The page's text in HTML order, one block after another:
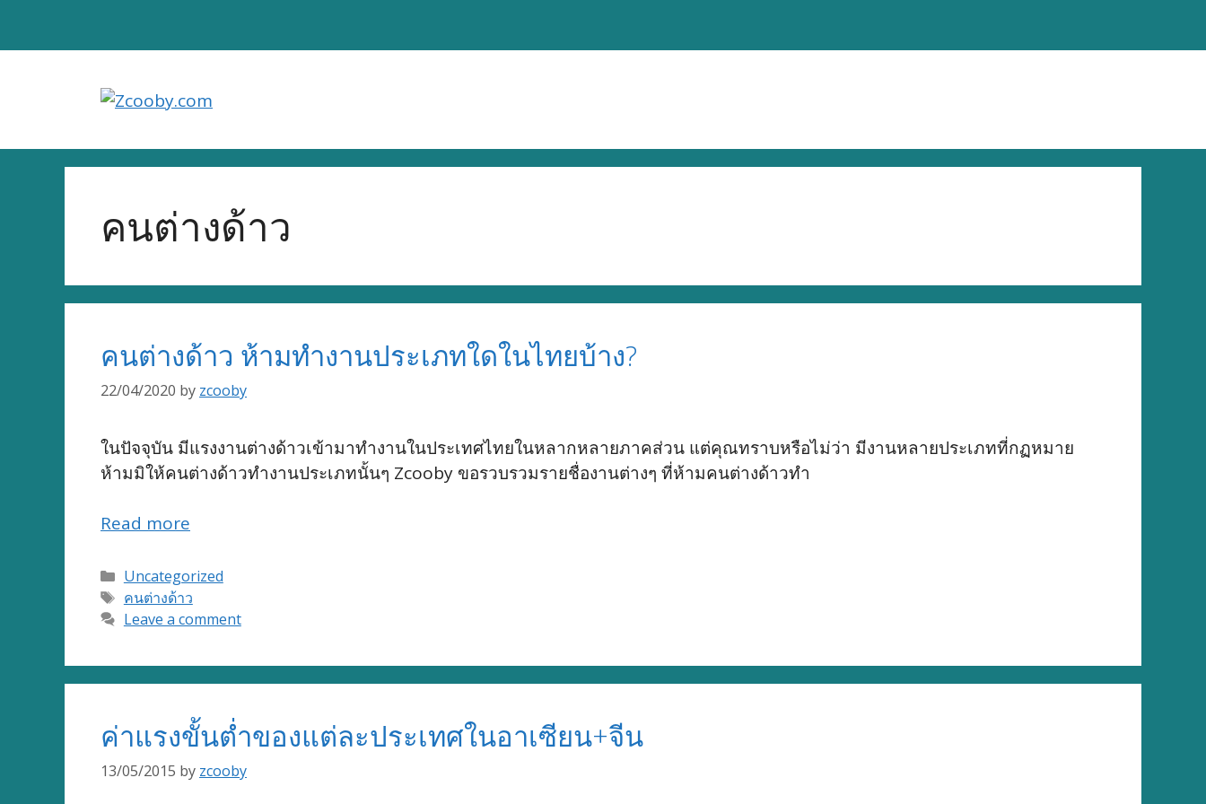
คนต่างด้าว
คนต่างด้าว ห้ามทำงานประเภทใดในไทยบ้าง?
22/04/2020 by zcooby
ในปัจจุบัน มีแรงงานต่างด้าวเข้ามาทำงานในประเทศไทยในหลากหลายภาคส่วน แต่คุณทราบหรือไม่ว่า มีงานหลายประเภทที่กฏหมาย
ห้ามมิให้คนต่างด้าวทำงานประเภทนั้นๆ Zcooby ขอรวบรวมรายชื่องานต่างๆ ที่ห้ามคนต่างด้าวทำ
Read more
Categories
Uncategorized
Tags
คนต่างด้าว
Leave a comment
ค่าแรงขั้นต่ำของแต่ละประเทศในอาเซียน+จีน
13/05/2015 by zcooby